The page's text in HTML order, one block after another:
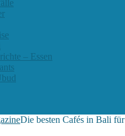
– Essen
Die besten Cafés in Bali für